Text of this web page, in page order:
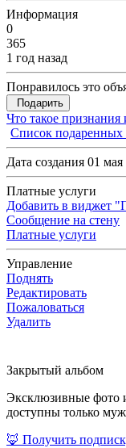
Информация
0
365
1 год назад
Понравилось это
Подарить
Что такое признания
Список подаренных
Дата создания 01
Платные услуги
Добавить в виджет
Сообщение на стену
Платные услуги
Управление
Поднять
Редактировать
Пожаловаться
Удалить
Закрытый альбом
Эксклюзивные фото
доступны только
🦊 Получить